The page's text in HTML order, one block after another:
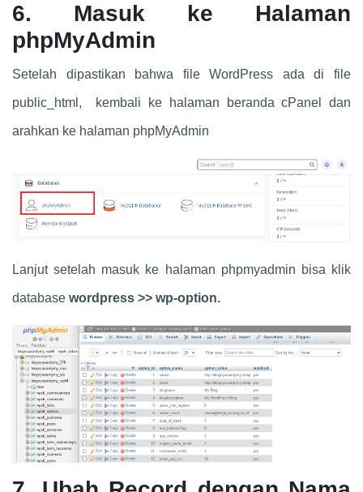
6. Masuk ke Halaman
phpMyAdmin
Setelah dipastikan bahwa file WordPress ada di file
public_html, kembali ke halaman beranda cPanel dan
arahkan ke halaman phpMyAdmin
Lanjut setelah masuk ke halaman phpmyadmin bisa klik
database wordpress >> wp-option.